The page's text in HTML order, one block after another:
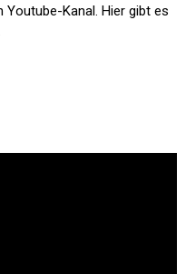
Kanal. Hier gibt es